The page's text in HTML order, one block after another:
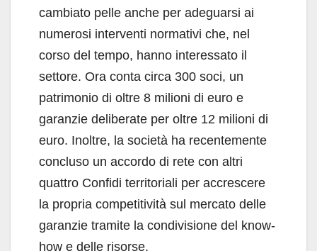
cambiato pelle anche per adeguarsi ai
numerosi interventi normativi che, nel
corso del tempo, hanno interessato il
settore. Ora conta circa 300 soci, un
patrimonio di oltre 8 milioni di euro e
garanzie deliberate per oltre 12 milioni di
euro. Inoltre, la società ha recentemente
concluso un accordo di rete con altri
quattro Confidi territoriali per accrescere
la propria competitività sul mercato delle
garanzie tramite la condivisione del know-
how e delle risorse.